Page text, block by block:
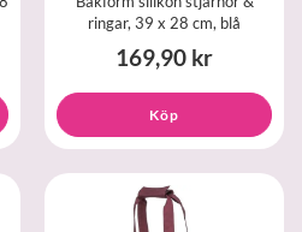
ringar, 39 x 28 cm, blå
169,90 kr
Köp